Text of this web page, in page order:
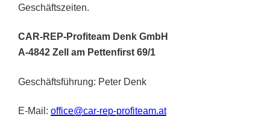
Geschäftszeiten.
CAR-REP-Profiteam Denk GmbH
A-4842 Zell am Pettenfirst 69/1
Geschäftsführung: Peter Denk
E-Mail: office@car-rep-profiteam.at